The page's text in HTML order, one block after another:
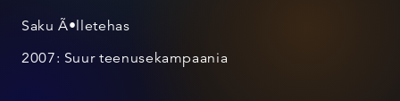
Saku Ã•lletehas
2007: Suur teenusekampaania